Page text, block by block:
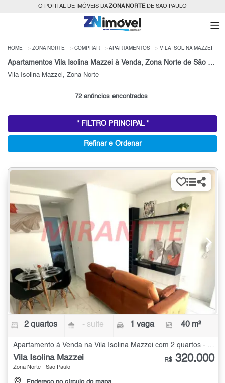
O PORTAL DE IMÓVEIS DAZONA NORTEDE SÃO PAULO
HOME ZONA NORTE COMPRAR APARTAMENTOS VILA ISOLINA MAZZEI
Apartamentos Vila Isolina Mazzei à Venda, Zona Norte de São Paulo, SP
Vila Isolina Mazzei, Zona Norte
72 anúncios encontrados
* FILTRO PRINCIPAL *
Refinar e Ordenar
2 quartos - suíte 1 vaga 40 m²
Apartamento à Venda na Vila Isolina Mazzei com 2 quartos - 40 m²
Vila Isolina Mazzei
Zona Norte - São Paulo
R$ 320.000